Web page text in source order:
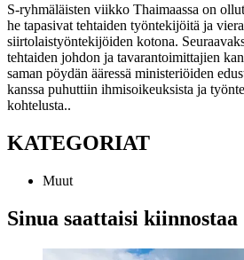
S-ryhmäläisten viikko Thaimaassa on
he tapasivat tehtaiden työntekijöitä ja
siirtolaistyöntekijöiden kotona.
tehtaiden johdon ja tavarantoimittajien
saman pöydän ääressä ministeriöiden
kanssa puhuttiin ihmisoikeuksista ja
kohtelusta..
KATEGORIAT
Muut
Sinua saattaisi kiinnostaa